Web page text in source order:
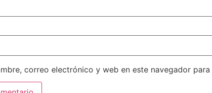
correo electrónico y web en este navegador